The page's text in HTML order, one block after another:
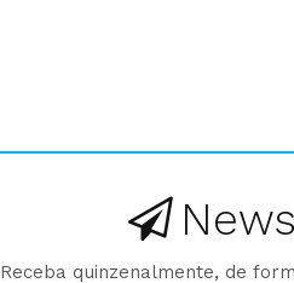
Receba quinzenalmente, de